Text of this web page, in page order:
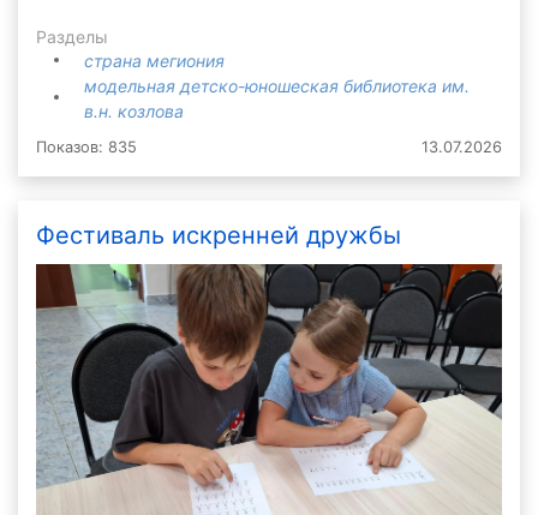
Разделы
страна мегиония
модельная детско-юношеская библиотека им.
в.н. козлова
Показов: 835 13.07.2026
Фестиваль искренней дружбы